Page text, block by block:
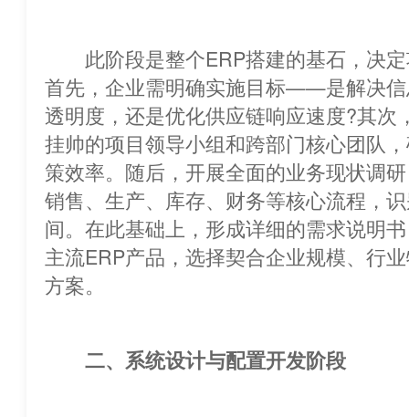
此阶段是整个ERP搭建的基石，
首先，企业需明确实施目标——是解决
透明度，还是优化供应链响应速度?其次
挂帅的项目领导小组和跨部门核心团队
策效率。随后，开展全面的业务现状
销售、生产、库存、财务等核心流程，
间。在此基础上，形成详细的需求说明
主流ERP产品，选择契合企业规模、行
方案。
二、系统设计与配置开发阶段